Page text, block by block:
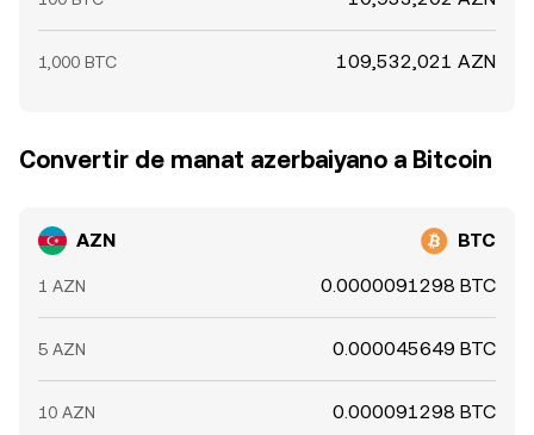
1,000 BTC 109,532,021 AZN
Convertir de manat azerbaiyano a Bitcoin
AZN BTC
1 AZN 0.0000091298 BTC
5 AZN 0.000045649 BTC
10 AZN 0.000091298 BTC